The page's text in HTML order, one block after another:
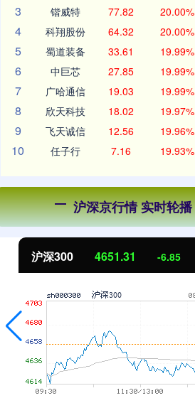
3 锴威特 77.82 20.00%
4 科翔股份 64.32 20.00%
5 蜀道装备 33.61 19.99%
6 中巨芯 27.85 19.99%
7 广哈通信 19.03 19.99%
8 欣天科技 18.02 19.97%
9 飞天诚信 12.56 19.96%
10 任子行 7.16 19.93%
沪深京行情 实时轮播
北证50 1122.88 3.42